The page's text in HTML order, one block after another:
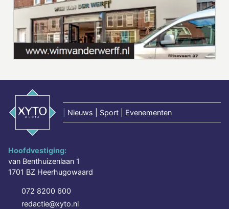
Nieuws | Sport | Evenementen
Hoofdvestiging:
van Benthuizenlaan 1
1701 BZ Heerhugowaard
072 8200 600
redactie@xyto.nl